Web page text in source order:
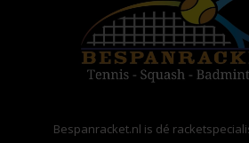
Bespanracket.nl is dé